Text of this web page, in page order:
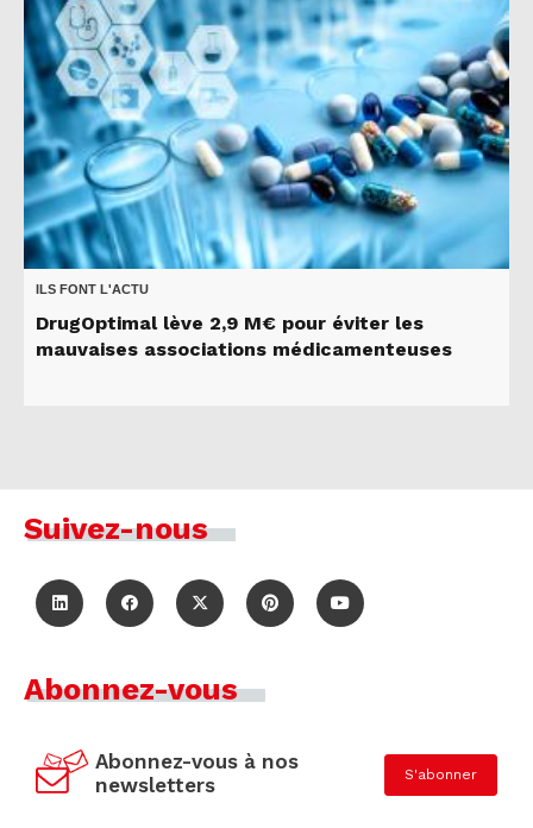
ILS FONT L'ACTU
DrugOptimal lève 2,9 M€ pour éviter les
mauvaises associations médicamenteuses
Suivez-nous
Abonnez-vous
Abonnez-vous à nos
newsletters
S'abonner